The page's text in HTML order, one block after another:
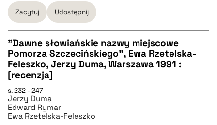
BIBTEX
pobierz cytat
Zacytuj Udostępnij
CZYSTY TEKST
pobierz cytat
BIBTEX
"Dawne słowiańskie nazwy miejscowe
Pomorza Szczecińskiego", Ewa Rzetelska-
Feleszko, Jerzy Duma, Warszawa 1991 :
[recenzja]
s. 232 - 247
Jerzy Duma
Edward Rymar
Ewa Rzetelska-Feleszko